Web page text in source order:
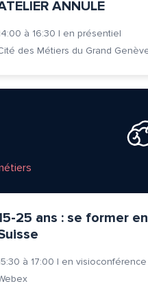
ANNULE
à 16:30 | en présentiel
25 ans : se former en
à 17:00 | en visioconférence